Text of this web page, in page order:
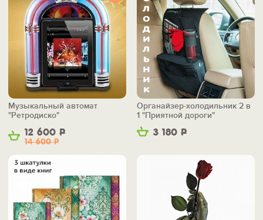
12 600 Р
14 600Р
Музыкальный автомат
"Ретродиско"
3 180 Р
Органайзер-холодильник 2 в
1 "Приятной дороги"